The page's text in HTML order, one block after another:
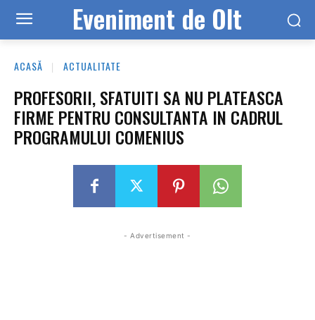
Eveniment de Olt
ACASĂ ACTUALITATE
PROFESORII, SFATUITI SA NU PLATEASCA
FIRME PENTRU CONSULTANTA IN CADRUL
PROGRAMULUI COMENIUS
- Advertisement -